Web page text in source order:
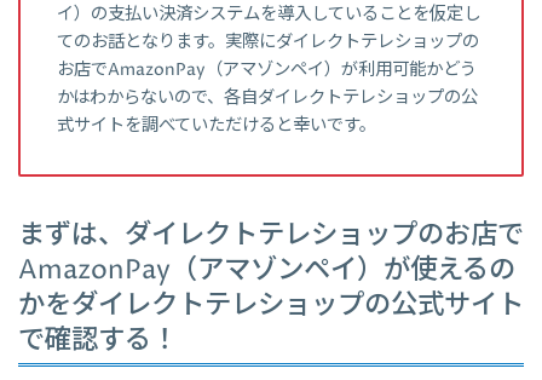
イ）の支払い決済システムを導入していることを仮定し
てのお話となります。実際にダイレクトテレショップの
お店でAmazonPay（アマゾンペイ）が利用可能かどう
かはわからないので、各自ダイレクトテレショップの公
式サイトを調べていただけると幸いです。
まずは、ダイレクトテレショップのお店で
AmazonPay（アマゾンペイ）が使えるの
かをダイレクトテレショップの公式サイト
で確認する！